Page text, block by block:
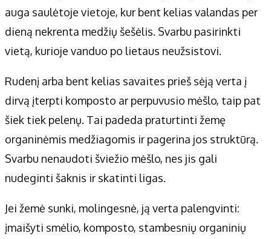
auga saulėtoje vietoje, kur bent kelias valandas per
dieną nekrenta medžių šešėlis. Svarbu pasirinkti
vietą, kurioje vanduo po lietaus neužsistovi.
Rudenį arba bent kelias savaites prieš sėją verta į
dirvą įterpti komposto ar perpuvusio mėšlo, taip pat
šiek tiek pelenų. Tai padeda praturtinti žemę
organinėmis medžiagomis ir pagerina jos struktūrą.
Svarbu nenaudoti šviežio mėšlo, nes jis gali
nudeginti šaknis ir skatinti ligas.
Jei žemė sunki, molingesnė, ją verta palengvinti:
įmaišyti smėlio, komposto, stambesnių organinių